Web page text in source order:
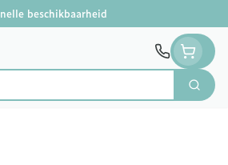
beschikbaarheid
Zoek